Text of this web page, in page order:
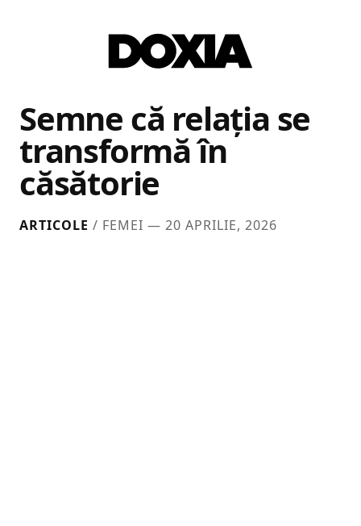
Semne că relația se
transformă în
căsătorie
ARTICOLE / FEMEI — 20 APRILIE, 2026